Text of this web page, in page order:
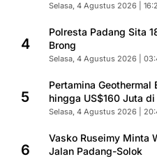
Selasa, 4 Agustus 2026 |
4
Polresta Padang Sita
Brong
Selasa, 4 Agustus 2026 |
5
Pertamina Geothermal
hingga US$160 Juta
Selasa, 4 Agustus 2026 |
6
Vasko Ruseimy Minta
Jalan Padang-Solok